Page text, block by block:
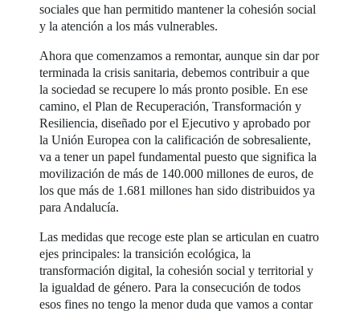
sociales que han permitido mantener la cohesión social
y la atención a los más vulnerables.
Ahora que comenzamos a remontar, aunque sin dar por
terminada la crisis sanitaria, debemos contribuir a que
la sociedad se recupere lo más pronto posible. En ese
camino, el Plan de Recuperación, Transformación y
Resiliencia, diseñado por el Ejecutivo y aprobado por
la Unión Europea con la calificación de sobresaliente,
va a tener un papel fundamental puesto que significa la
movilización de más de 140.000 millones de euros, de
los que más de 1.681 millones han sido distribuidos ya
para Andalucía.
Las medidas que recoge este plan se articulan en cuatro
ejes principales: la transición ecológica, la
transformación digital, la cohesión social y territorial y
la igualdad de género. Para la consecución de todos
esos fines no tengo la menor duda que vamos a contar